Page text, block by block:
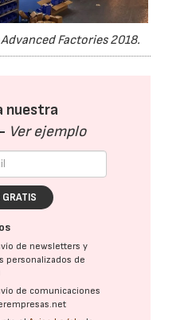
Factories 2018.
nuestra
Ver ejemplo
de newsletters y
personalizados de
de comunicaciones